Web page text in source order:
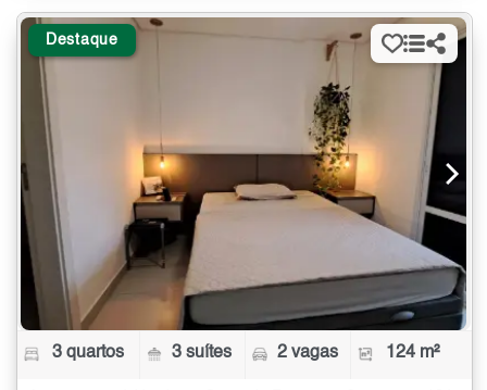
Destaque
3 quartos 3 suítes 2 vagas 124 m²